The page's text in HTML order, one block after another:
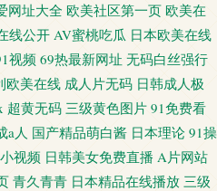
网址大全 欧美社区第一页 欧美在
线公开 AV蜜桃吃瓜 日本欧美在线
视频 69热最新网址 无码白丝强行
欧美在线 成人片无码 日韩成人极
超黄无码 三级黄色图片 91免费看
a人 国产精品萌白酱 日本理论 91操
视频 日韩美女免费直播 A片网站
青久青青 日本精品在线播放 三级